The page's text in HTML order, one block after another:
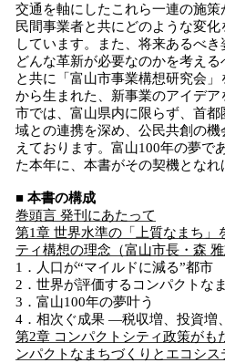
交通を軸にしたこれら一連の施策
民間事業者と共にどのような変
しています。また、将来あるべ
どんな革新が必要なのかを考え
と共に「富山市事業構想研究会
から生まれた、新事業のアイデ
市では、富山県内に限らず、首
域との連携を深め、公民共創の
えております。富山100年の夢で
た本年に、本書がその契機となれ
■ 本書の構成
巻頭言 発刊にあたって
第1章 世界水準の「上質なまち
ティ構想の理念（富山市長・森 雅
1．人口が“マイルドに減る”都市
2．世界が評価するコンパクトな
3．富山100年の夢叶う
4．相次ぐ成果 ―税収増、投資増
第2章 コンパクトシティ政策が
ンパクトなまちづくりとエコシス